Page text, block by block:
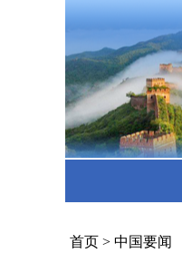
首页 > 中国要闻